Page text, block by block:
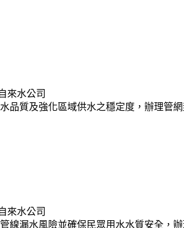
來水公司
品質及強化區域供水之穩定度，辦理管
來水公司
線漏水風險並確保民眾用水水質安全，